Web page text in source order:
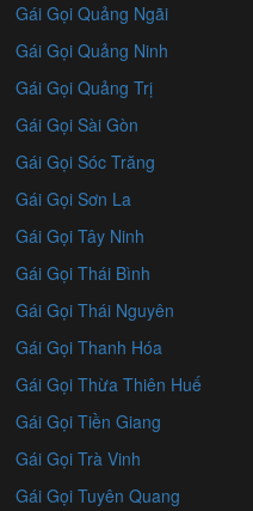
Gái Gọi Quảng Ngãi
Gái Gọi Quảng Ninh
Gái Gọi Quảng Trị
Gái Gọi Sài Gòn
Gái Gọi Sóc Trăng
Gái Gọi Sơn La
Gái Gọi Tây Ninh
Gái Gọi Thái Bình
Gái Gọi Thái Nguyên
Gái Gọi Thanh Hóa
Gái Gọi Thừa Thiên Huế
Gái Gọi Tiền Giang
Gái Gọi Trà Vinh
Gái Gọi Tuyên Quang